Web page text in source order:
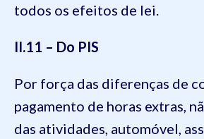
todos os efeitos de lei.
II.11 – Do PIS
Por força das diferenças de
pagamento de horas extras,
das atividades, automóvel,